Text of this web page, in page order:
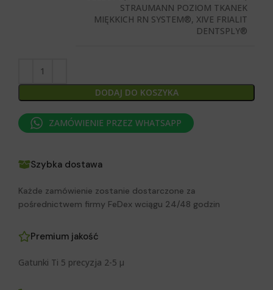
STRAUMANN POZIOM TKANEK
MIĘKKICH RN SYSTEM®, XIVE FRIALIT
DENTSPLY®
DODAJ DO KOSZYKA
ZAMÓWIENIE PRZEZ WHATSAPP
Szybka dostawa
Każde zamówienie zostanie dostarczone za
pośrednictwem firmy FeDex wciągu 24/48 godzin
Premium jakość
Gatunki Ti 5 precyzja 2-5 μ